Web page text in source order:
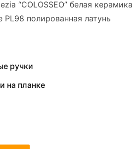
“COLOSSEO” белая керамика
PL98 полированная латунь
ручки
на планке